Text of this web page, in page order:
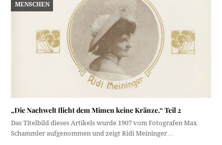
MENSCHEN
„Die Nachwelt flicht dem Mimen keine Kränze.“ Teil 2
Das Titelbild dieses Artikels wurde 1907 vom Fotografen Max
Schammler aufgenommen und zeigt Ridi Meininger…